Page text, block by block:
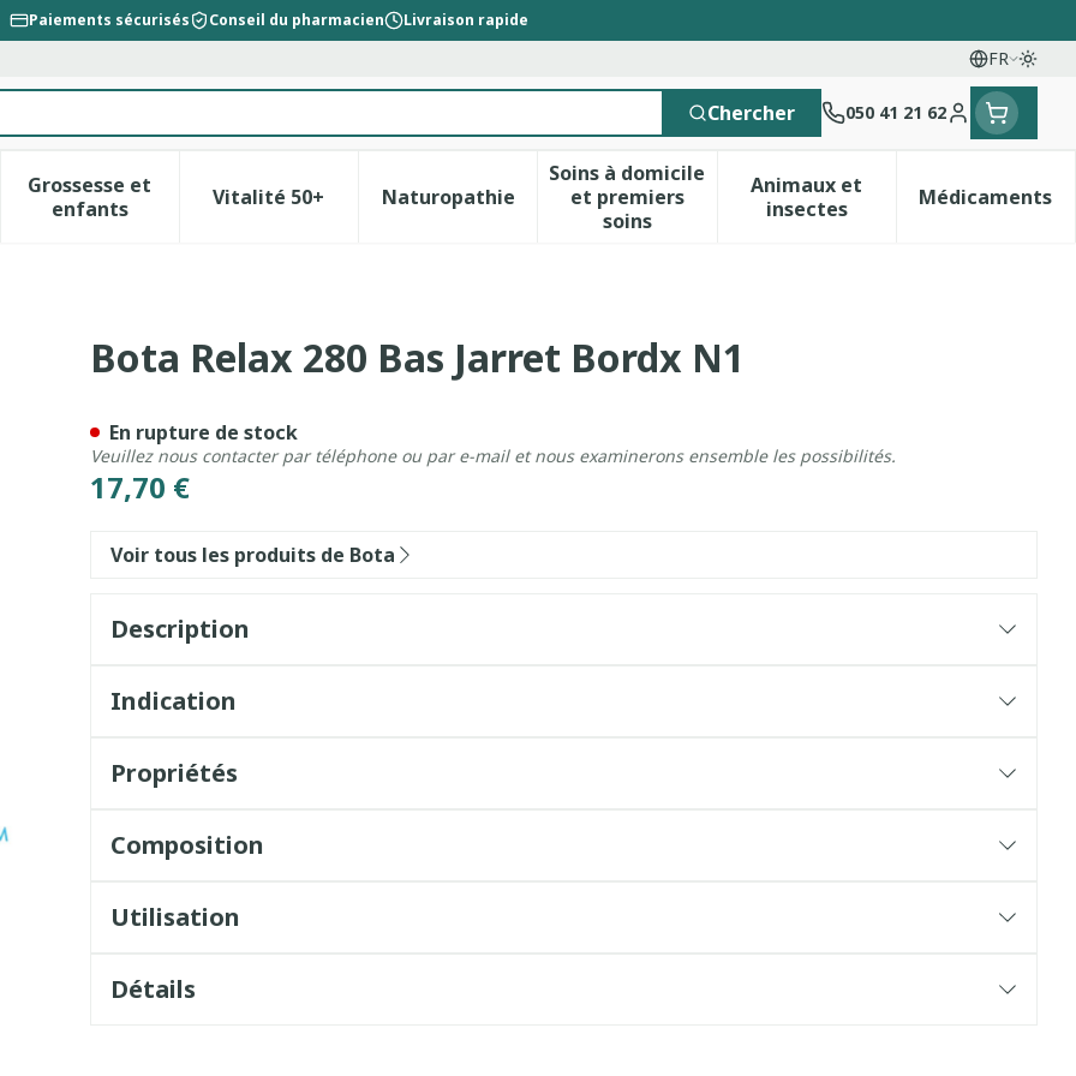
Paiements sécurisés Conseil du pharmacien Livraison rapide
FR
Langues
Chercher 050 41 21 62
Menu client
catégorie Beauté, soins et hygiène
sous-menu pour la catégorie Régime, alimentation & vitamines
Grossesse et
enfants
Afficher le sous-menu pour la catégorie Grossesse et enfants
Vitalité 50+Afficher le sous-menu pour la catégorie Vitalité 50+
NaturopathieAfficher le sous-menu pour la catégorie Naturopathie
Soins à domicile
et premiers
soins
Afficher le sous-menu pour la catégorie
Animaux et
insectesAfficher le sous-menu
Médicaments
Afficher
N1
Bota Relax 280 Bas Jarret Bordx N1
17,70 €
En rupture de stock
Veuillez nous contacter par téléphone ou par e-mail et nous examinerons ensemble les possibilités.
Voir tous les produits de Bota
Description
Indication
Propriétés
Composition
Utilisation
Détails